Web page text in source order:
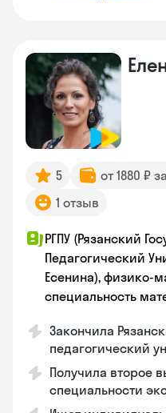
5 от 1880 ₽
1 отзыв
РГПУ (Рязанский
Педагогический
Есенина), физико-
специальность
Закончилa
педагогический
Получила второе
специальности